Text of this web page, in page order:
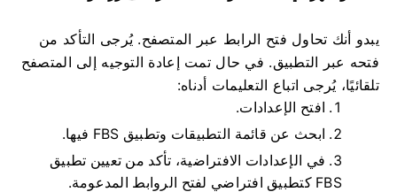
يبدو أنك تحاول فتح الرابط عبر المتصفح. يُرجى التأكد من
فتحه عبر التطبيق. في حال تمت إعادة التوجيه إلى المتصفح
تلقائيًا، يُرجى اتباع التعليمات أدناه:
افتح الإعدادات.
ابحث عن قائمة التطبيقات وتطبيق FBS فيها.
في الإعدادات الافتراضية، تأكد من تعيين تطبيق
FBS كتطبيق افتراضي لفتح الروابط المدعومة.